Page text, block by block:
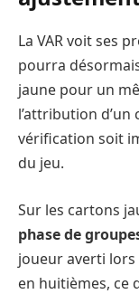
La VAR voit ses
pourra
jaune pour un
l’attribution
vérification soit
du jeu.
Sur les cartons
phase de
joueur averti
en huitièmes, ce